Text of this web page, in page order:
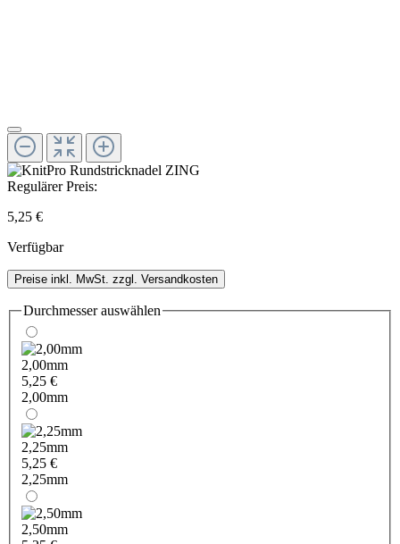
Regulärer Preis:
5,25 €
Verfügbar
Preise inkl. MwSt. zzgl. Versandkosten
Durchmesserauswählen
2,00mm
5,25 €
2,00mm
2,25mm
5,25 €
2,25mm
2,50mm